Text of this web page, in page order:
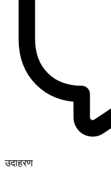
उदाहरण